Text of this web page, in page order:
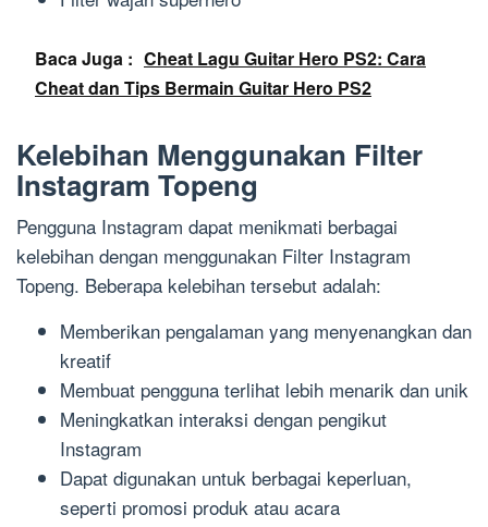
Baca Juga : Cheat Lagu Guitar Hero PS2: Cara
Cheat dan Tips Bermain Guitar Hero PS2
Kelebihan Menggunakan Filter
Instagram Topeng
Pengguna Instagram dapat menikmati berbagai
kelebihan dengan menggunakan Filter Instagram
Topeng. Beberapa kelebihan tersebut adalah:
Memberikan pengalaman yang menyenangkan dan
kreatif
Membuat pengguna terlihat lebih menarik dan unik
Meningkatkan interaksi dengan pengikut
Instagram
Dapat digunakan untuk berbagai keperluan,
seperti promosi produk atau acara